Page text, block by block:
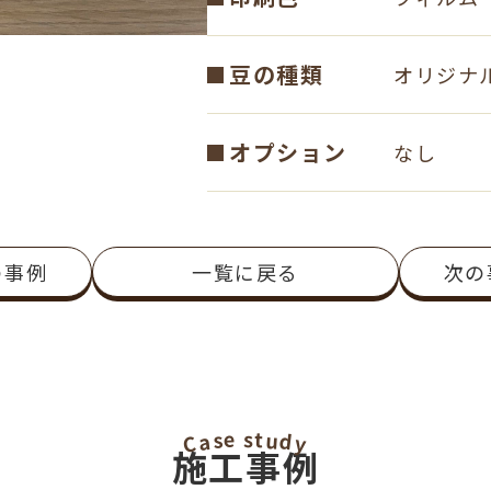
豆の種類 オリジナ
オプション なし
例 一覧に戻る 次
Case study
施工事例